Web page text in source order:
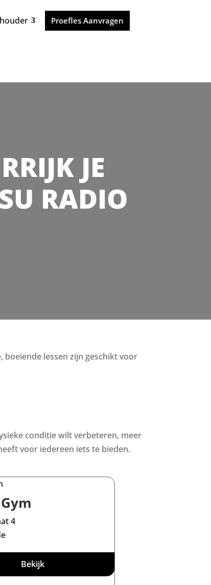
Proefles Aanvragen
JE
RADIO
boeiende lessen zijn geschikt voor
conditie wilt verbeteren, meer
voor iedereen iets te bieden.
4
Bekijk